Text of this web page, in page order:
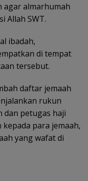
agar almarhumah
Allah SWT.
ibadah,
di tempat
tersebut.
daftar jemaah
rukun
dan petugas haji
para jemaah,
yang wafat di